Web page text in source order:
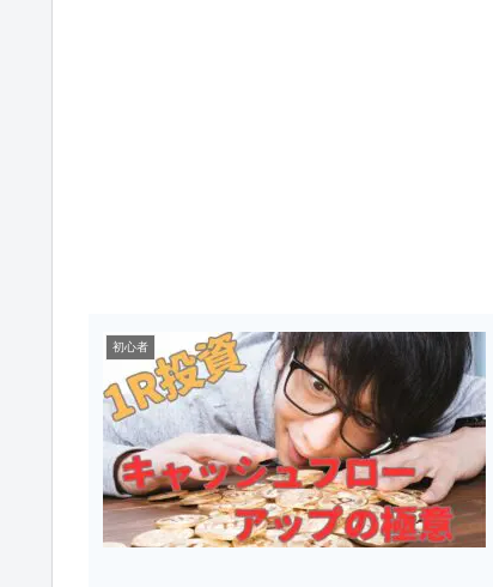
初心者